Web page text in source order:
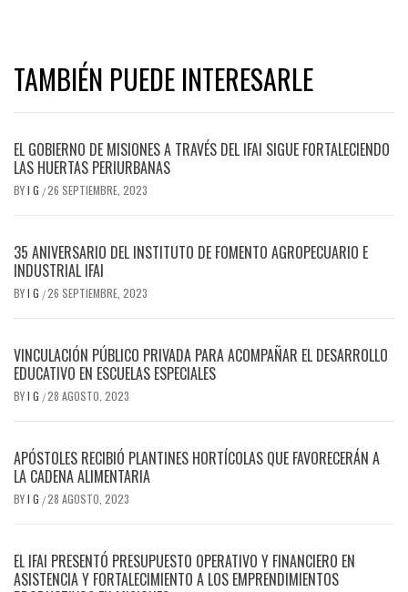
TAMBIÉN PUEDE INTERESARLE
EL GOBIERNO DE MISIONES A TRAVÉS DEL IFAI SIGUE FORTALECIENDO
LAS HUERTAS PERIURBANAS
BYI G /26 SEPTIEMBRE, 2023
35 ANIVERSARIO DEL INSTITUTO DE FOMENTO AGROPECUARIO E
INDUSTRIAL IFAI
BYI G /26 SEPTIEMBRE, 2023
VINCULACIÓN PÚBLICO PRIVADA PARA ACOMPAÑAR EL DESARROLLO
EDUCATIVO EN ESCUELAS ESPECIALES
BYI G /28 AGOSTO, 2023
APÓSTOLES RECIBIÓ PLANTINES HORTÍCOLAS QUE FAVORECERÁN A
LA CADENA ALIMENTARIA
BYI G /28 AGOSTO, 2023
EL IFAI PRESENTÓ PRESUPUESTO OPERATIVO Y FINANCIERO EN
ASISTENCIA Y FORTALECIMIENTO A LOS EMPRENDIMIENTOS